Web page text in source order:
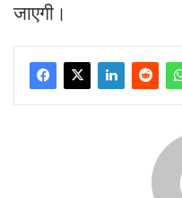
जाएगी।